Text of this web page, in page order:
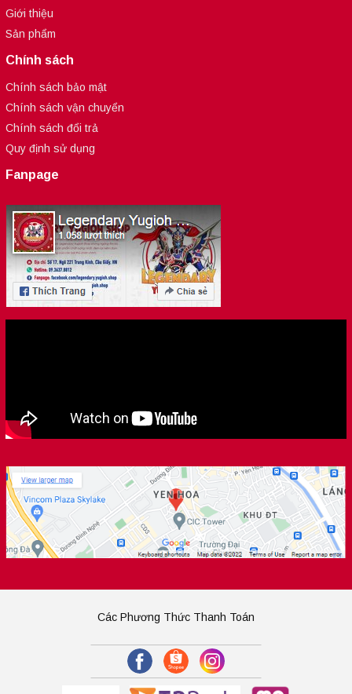
Giới thiệu
Sản phẩm
Chính sách
Chính sách bảo mật
Chính sách vận chuyển
Chính sách đổi trả
Quy định sử dụng
Fanpage
Các Phương Thức Thanh Toán